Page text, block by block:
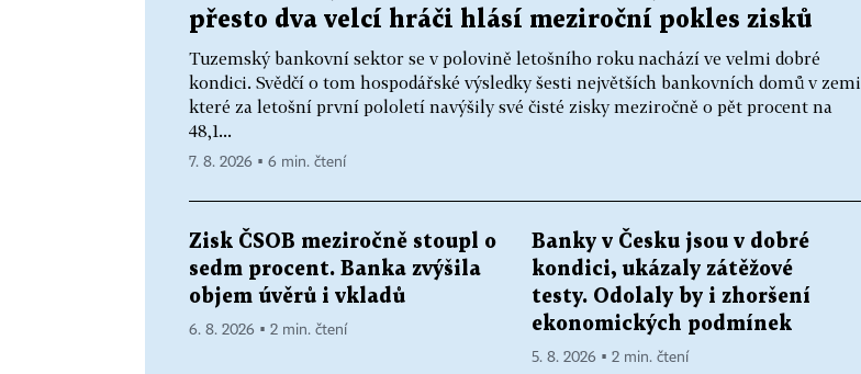
přesto dva velcí hráči hlásí meziroční pokles zisků
Tuzemský bankovní sektor se v polovině letošního roku nachází ve velmi dobré
kondici. Svědčí o tom hospodářské výsledky šesti největších bankovních domů v zemi,
které za letošní první pololetí navýšily své čisté zisky meziročně o pět procent na
48,1...
7. 8. 2026 ▪ 6 min. čtení
Zisk ČSOB meziročně stoupl o
sedm procent. Banka zvýšila
objem úvěrů i vkladů
6. 8. 2026 ▪ 2 min. čtení
Banky v Česku jsou v dobré
kondici, ukázaly zátěžové
testy. Odolaly by i zhoršení
ekonomických podmínek
5. 8. 2026 ▪ 2 min. čtení